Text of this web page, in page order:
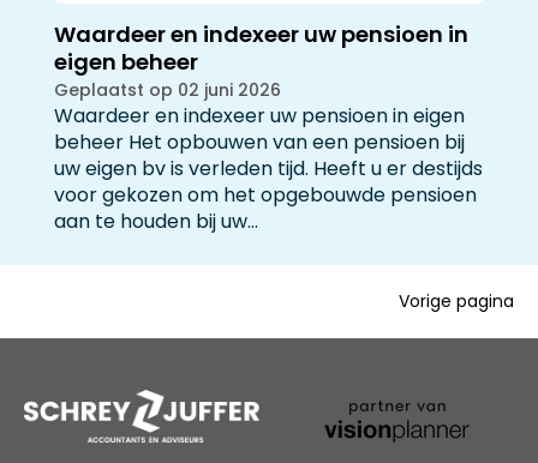
Waardeer en indexeer uw pensioen in
eigen beheer
Geplaatst op 02 juni 2026
Waardeer en indexeer uw pensioen in eigen
beheer Het opbouwen van een pensioen bij
uw eigen bv is verleden tijd. Heeft u er destijds
voor gekozen om het opgebouwde pensioen
aan te houden bij uw…
Vorige pagina